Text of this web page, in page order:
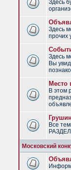
Здесь
Здесь
прочих
Здесь
Вы
Место
В этом
Все
Московский